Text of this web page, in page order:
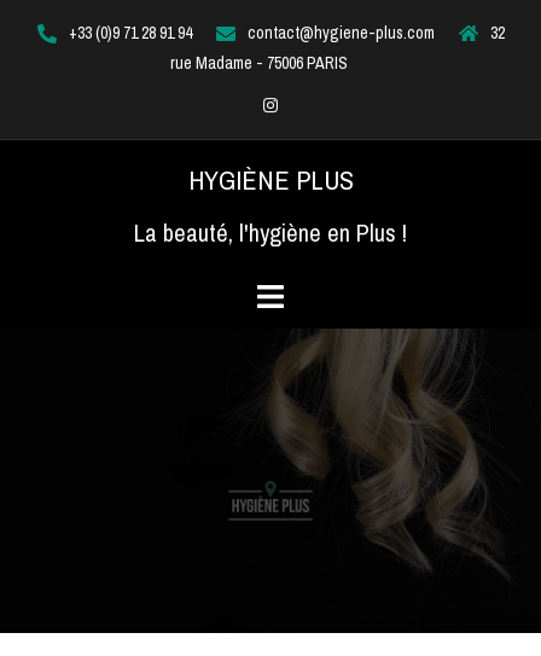
+33 (0)9 71 28 91 94 contact@hygiene-plus.com
32
rue Madame - 75006 PARIS
Instagram
HYGIÈNE PLUS
La beauté, l'hygiène en Plus !